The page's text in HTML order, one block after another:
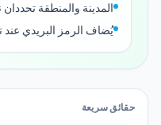
المدينة والمنطقة
يُضاف الرمز البريدي عند
حقائق سريعة